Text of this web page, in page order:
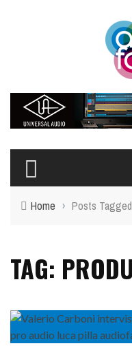
Home › Posts
TAG: